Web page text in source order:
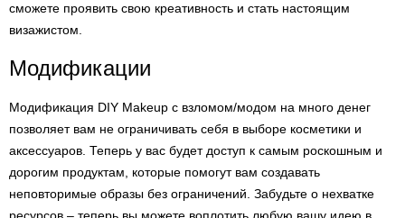
сможете проявить свою креативность и стать настоящим
визажистом.
Модификации
Модификация DIY Makeup с взломом/модом на много денег
позволяет вам не ограничивать себя в выборе косметики и
аксессуаров. Теперь у вас будет доступ к самым роскошным и
дорогим продуктам, которые помогут вам создавать
неповторимые образы без ограничений. Забудьте о нехватке